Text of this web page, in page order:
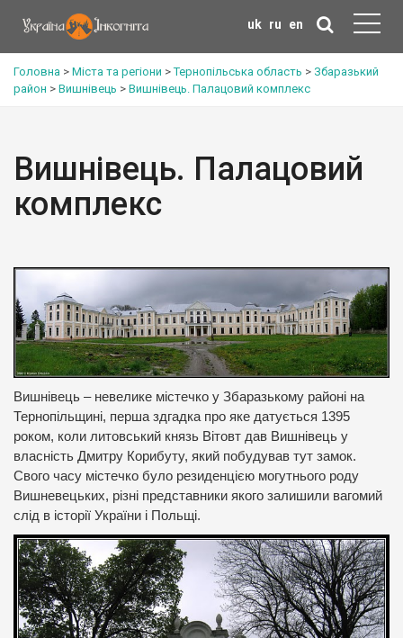
uk ru en
Головна > Міста та регіони >Тернопільська область > Збаразький
район > Вишнівець > Вишнівець. Палацовий комплекс
Вишнівець. Палацовий
комплекс
Вишнівець – невелике містечко у Збаразькому районі на
Тернопільщині, перша здгадка про яке датується 1395
роком, коли литовський князь Вітовт дав Вишнівець у
власність Дмитру Корибуту, який побудував тут замок.
Свого часу містечко було резиденцією могутнього роду
Вишневецьких, різні представники якого залишили вагомий
слід в історії України і Польщі.